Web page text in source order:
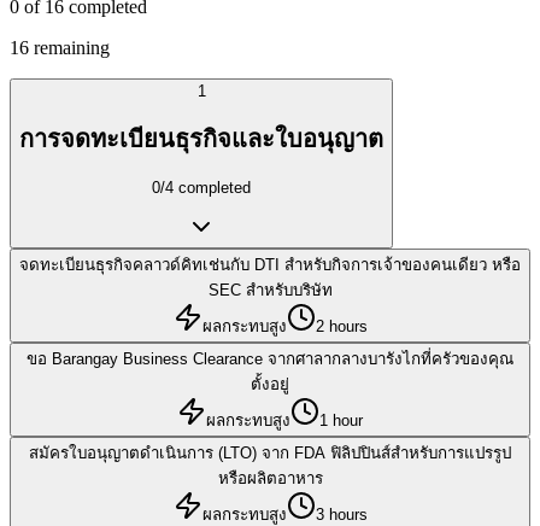
0 of 16 completed
16 remaining
1
การจดทะเบียนธุรกิจและใบอนุญาต
0/4 completed
จดทะเบียนธุรกิจคลาวด์คิทเช่นกับ DTI สำหรับกิจการเจ้าของคนเดียว หรือ
SEC สำหรับบริษัท
ผลกระทบสูง
2 hours
ขอ Barangay Business Clearance จากศาลากลางบารังไกที่ครัวของคุณ
ตั้งอยู่
ผลกระทบสูง
1 hour
สมัครใบอนุญาตดำเนินการ (LTO) จาก FDA ฟิลิปปินส์สำหรับการแปรรูป
หรือผลิตอาหาร
ผลกระทบสูง
3 hours